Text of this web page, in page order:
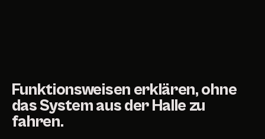
Funktionsweisen erklären, ohne
das System aus der Halle zu
fahren.